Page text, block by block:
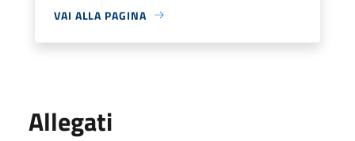
VAI ALLA PAGINA
Allegati